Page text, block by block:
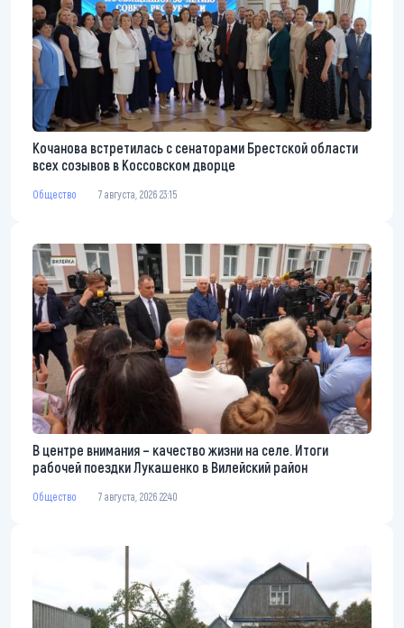
Кочанова встретилась с сенаторами Брестской области
всех созывов в Коссовском дворце
Общество 7 августа, 2026 23:15
В центре внимания – качество жизни на селе. Итоги
рабочей поездки Лукашенко в Вилейский район
Общество 7 августа, 2026 22:40